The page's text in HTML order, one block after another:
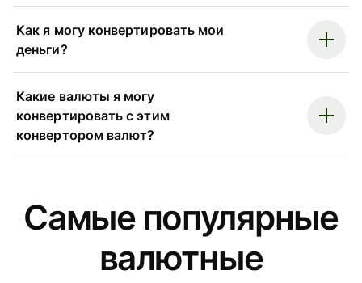
Как я могу конвертировать мои
деньги?
Какие валюты я могу
конвертировать с этим
конвертором валют?
Самые популярные
валютные